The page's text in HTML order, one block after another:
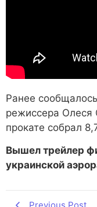
Ранее
режиссера Олеся
прокате собрал
Вышел трейлер
украинской